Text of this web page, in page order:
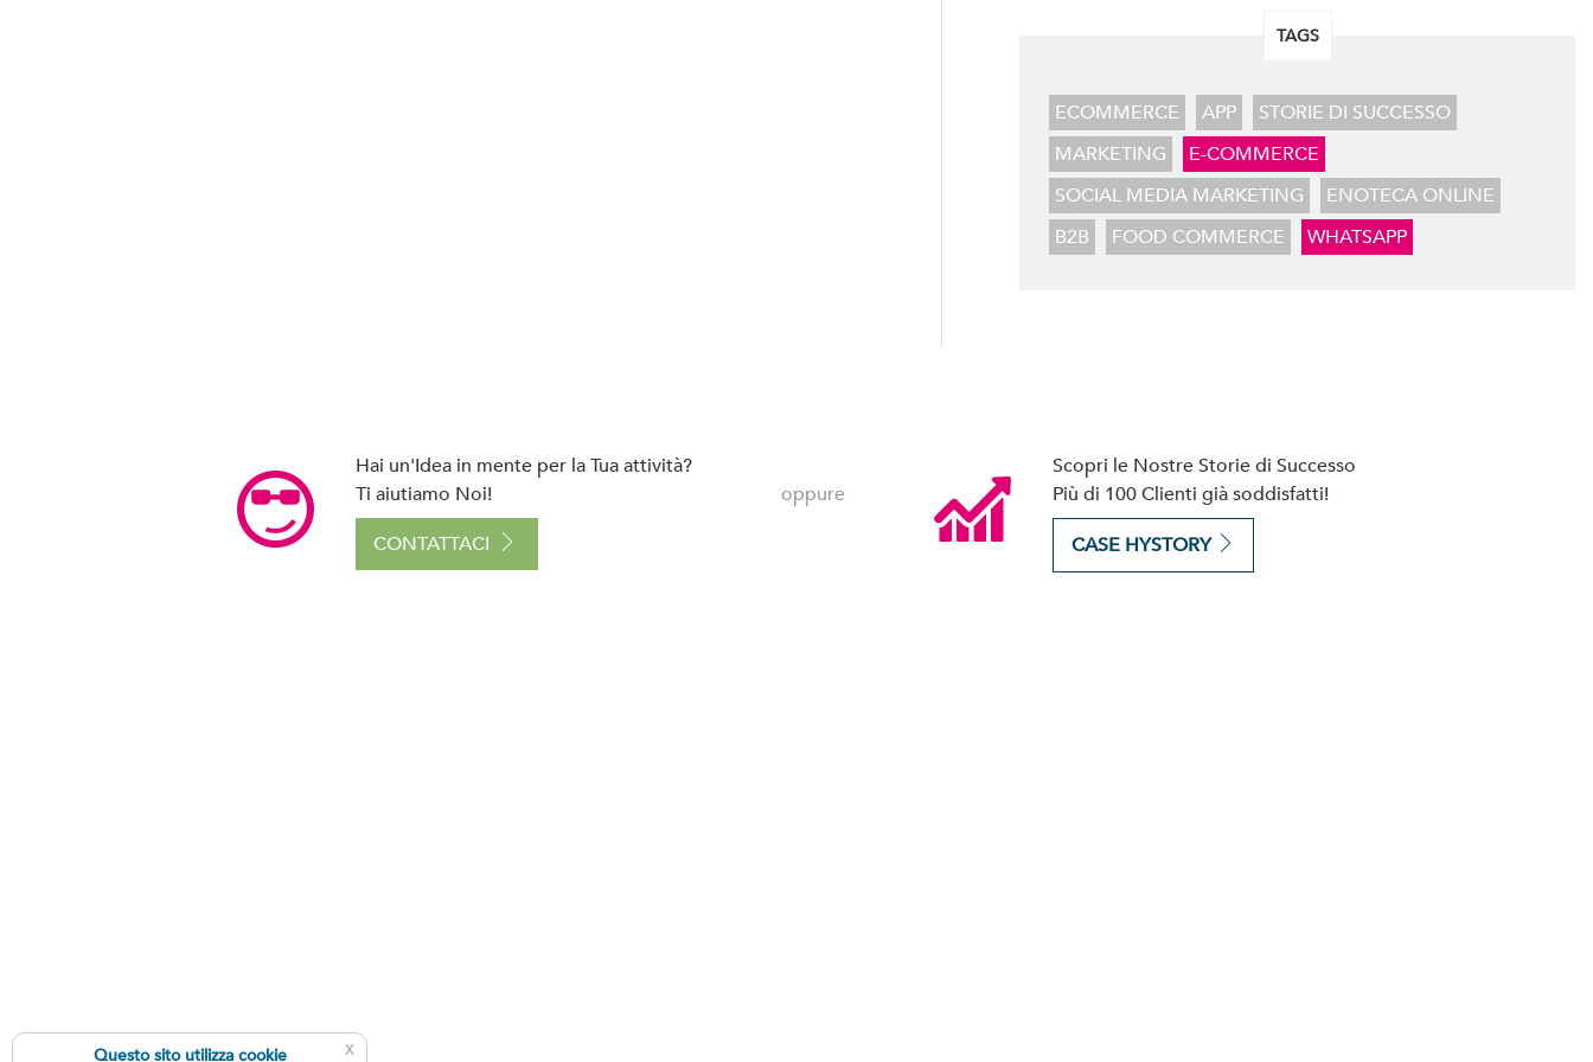
TAGS
ECOMMERCE APP
STORIE DI SUCCESSO
MARKETING
E-COMMERCE
SOCIAL MEDIA MARKETING
ENOTECA ONLINE
B2B
FOOD COMMERCE WHATSAPP
Hai un'Idea in mente per la Tua attività?
Ti aiutiamo Noi!
CONTATTACI
oppure
Scopri le Nostre Storie di Successo
Più di 100 Clienti già soddisfatti!
CASE HYSTORY
Questo sito utilizza cookie x